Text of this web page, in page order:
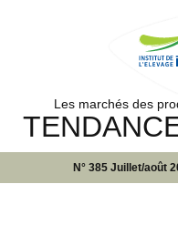
Les marchés des
N° 385 Juillet/août